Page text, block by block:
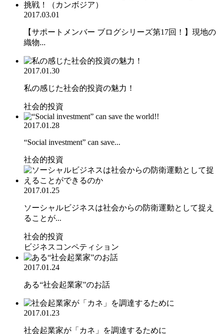
2017.03.01
【サポートメンバー ブログシリーズ第17回！】現地の
織物...
2017.01.30
私の感じた社会的投資の魅力！
社会的投資
2017.01.28
“Social investment” can save...
社会的投資
2017.01.25
ソーシャルビジネスは社会からの防衛運動として捉え
ることが...
社会的投資
ビジネスコンペティション
2017.01.24
ある“社会起業家”のお話
2017.01.23
社会起業家が「カネ」を調達するために